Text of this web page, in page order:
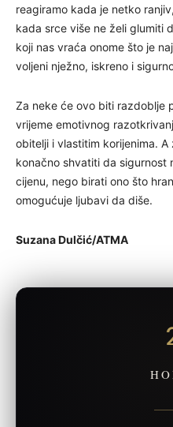
reagiramo kada je netko
kada srce više ne želi glumiti
koji nas vraća onome što je
voljeni nježno, iskreno i
Za neke će ovo biti razdoblje
vrijeme emotivnog
obitelji i vlastitim korijenima.
konačno shvatiti da sigurnost
cijenu, nego birati ono što
omogućuje ljubavi da diše.
Suzana Dulčić/ATMA